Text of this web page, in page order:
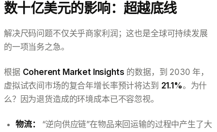
数十亿美元的影响：超越底线
解决尺码问题不仅关乎商家利润；这也是全球可持续发展
的一项当务之急。
根据 Coherent Market Insights 的数据，到 2030 年，
虚拟试衣间市场的复合年增长率预计将达到 21.1%。为什
么？因为退货造成的环境成本已不容忽视。
物流：
“逆向供应链”在物品来回运输的过程中产生了大